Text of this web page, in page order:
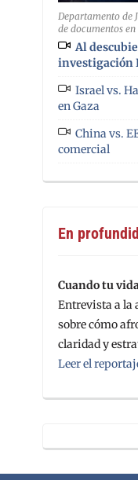
Departamento de
de documentos
Al
investigación
Israel vs.
en Gaza
China vs.
comercial
En
Cuando tu
Entrevista a la
sobre cómo
claridad y
Leer el